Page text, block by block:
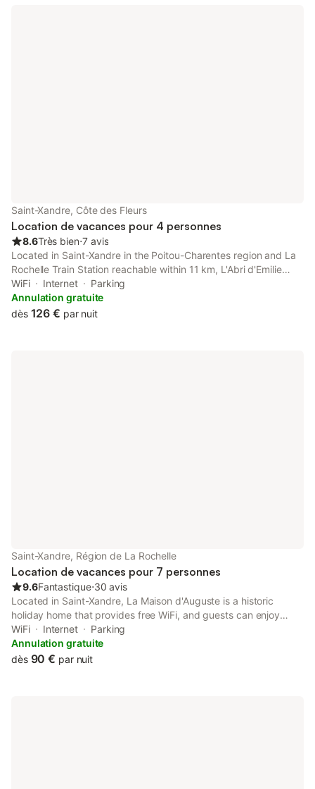
Saint-Xandre, Côte des Fleurs
Location de vacances pour 4 personnes
8.6Très bien⋅7 avis
Located in Saint-Xandre in the Poitou-Charentes region and La
Rochelle Train Station reachable within 11 km, L'Abri d'Emilie
provides accommodation with free WiFi, barbecue facilities, a
casino and free private parking.
WiFi Internet
Parking
Annulation gratuite
dès 126 € par nuit
Saint-Xandre, Région de La Rochelle
Location de vacances pour 7 personnes
9.6Fantastique⋅30 avis
Located in Saint-Xandre, La Maison d'Auguste is a historic
holiday home that provides free WiFi, and guests can enjoy
water sports facilities and a garden.
WiFi Internet
Parking
Annulation gratuite
dès 90 € par nuit